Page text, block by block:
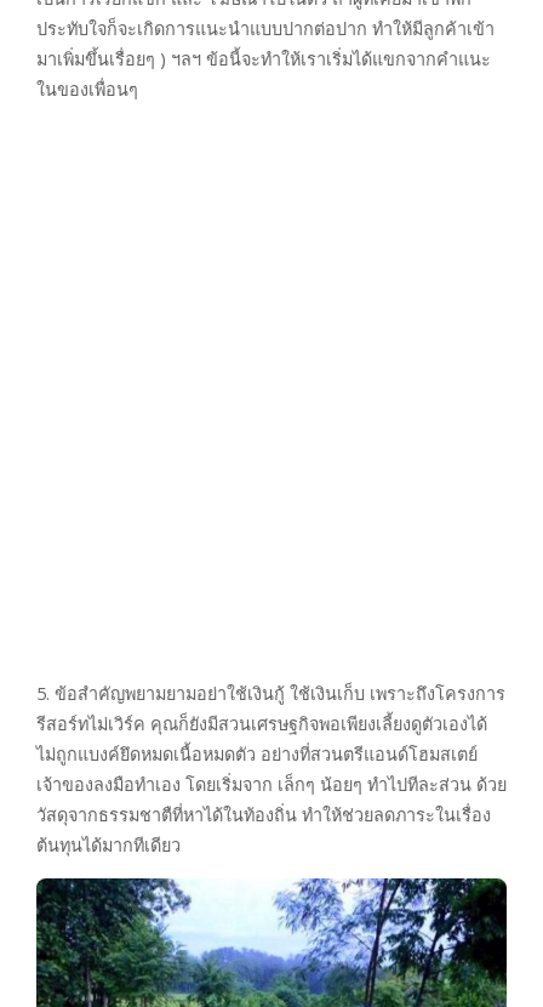
ประทับใจก็จะเกิดการแนะนำแบบปากต่อปาก ทำให้มีลูกค้าเข้า
มาเพิ่มขึ้นเรื่อยๆ ) ฯลฯ ข้อนี้จะทำให้เราเริ่มได้แขกจากคำแนะ
ในของเพื่อนๆ
5. ข้อสำคัญพยามยามอย่าใช้เงินกู้ ใช้เงินเก็บ เพราะถึงโครงการ
รีสอร์ทไม่เวิร์ค คุณก็ยังมีสวนเศรษฐกิจพอเพียงเลี้ยงดูตัวเองได้
ไม่ถูกแบงค์ยึดหมดเนื้อหมดตัว อย่างที่สวนตรีแอนด์โฮมสเตย์
เจ้าของลงมือทำเอง โดยเริ่มจาก เล็กๆ น้อยๆ ทำไปทีละส่วน ด้วย
วัสดุจากธรรมชาตืที่หาได้ในท้องถิ่น ทำให้ช่วยลดภาระในเรื่อง
ต้นทุนได้มากทีเดียว